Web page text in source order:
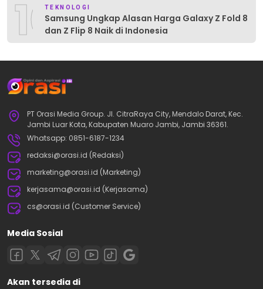
10TEKNOLOGI
Samsung Ungkap Alasan Harga Galaxy Z Fold 8
dan Z Flip 8 Naik di Indonesia
PT Orasi Media Group. Jl. CitraRaya City, Mendalo Darat, Kec.
Jambi Luar Kota, Kabupaten Muaro Jambi, Jambi 36361.
Whatsapp: 0851-6187-1234
redaksi@orasi.id (Redaksi)
marketing@orasi.id (Marketing)
kerjasama@orasi.id (Kerjasama)
cs@orasi.id (Customer Service)
Media Sosial
Akan tersedia di